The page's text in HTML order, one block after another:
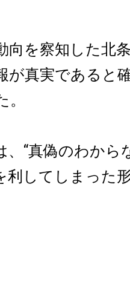
向を察知した北
が真実であると
、“真偽のわから
利してしまった